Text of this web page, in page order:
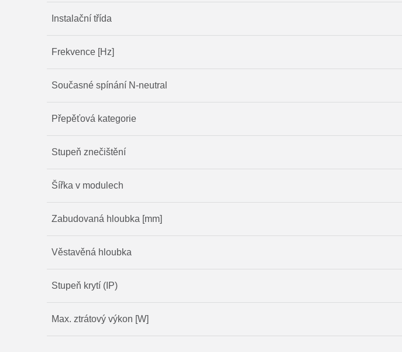
Instalační třída
Frekvence [Hz]
Současné spínání N-neutral
Přepěťová kategorie
Stupeň znečištění
Šířka v modulech
Zabudovaná hloubka [mm]
Věstavěná hloubka
Stupeň krytí (IP)
Max. ztrátový výkon [W]